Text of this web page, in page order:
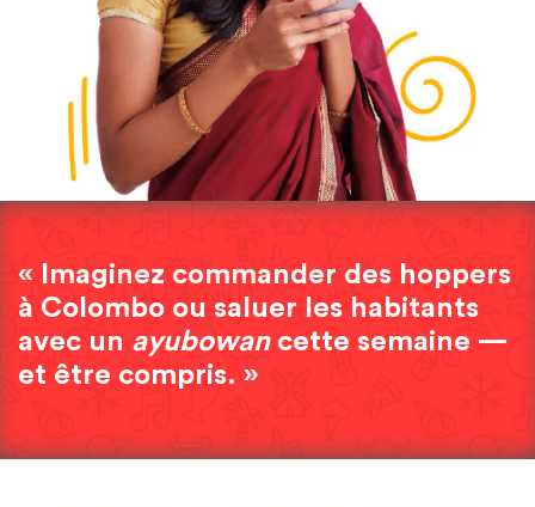
« Imaginez commander des hoppers
à Colombo ou saluer les habitants
avec un ayubowancette semaine —
et être compris. »